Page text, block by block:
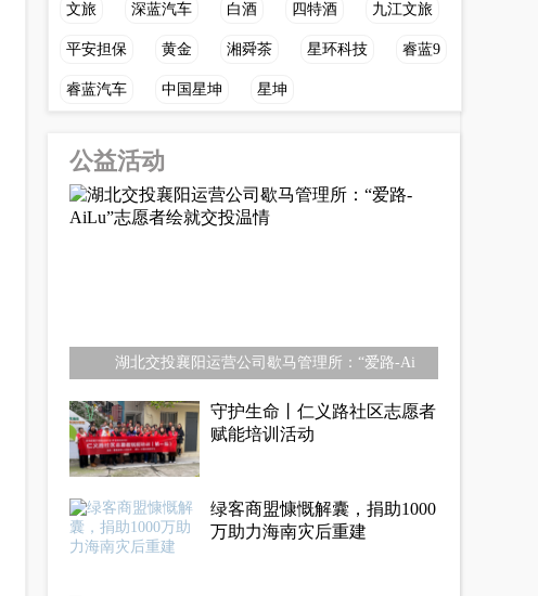
文旅 深蓝汽车 白酒 四特酒 九江文旅
平安担保 黄金 湘舜茶 星环科技 睿蓝9
睿蓝汽车 中国星坤 星坤
公益活动
湖北交投襄阳运营公司歇马管理所：“爱路-Ai
守护生命丨仁义路社区志愿者
赋能培训活动
绿客商盟慷慨解囊，捐助1000
万助力海南灾后重建